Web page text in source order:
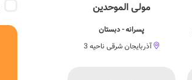
مولی الموحدین
پسرانه - دبستان
آذربایجان شرقی ناحیه 3